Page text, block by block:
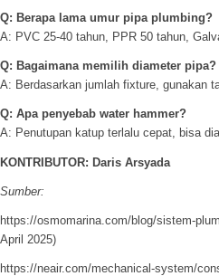
Q: Berapa lama umur pipa plumbing?
A: PVC 25-40 tahun, PPR 50 tahun,
Q: Bagaimana memilih diameter pipa?
A: Berdasarkan jumlah fixture, gunakan
Q: Apa penyebab water hammer?
A: Penutupan katup terlalu cepat, bisa
KONTRIBUTOR: Daris Arsyada
Sumber:
https://osmomarina.com/blog/sistem-
April 2025)
https://neair.com/mechanical-system/